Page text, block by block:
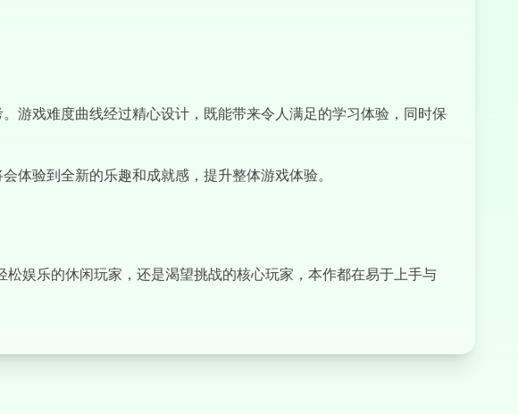
游戏难度曲线经过精心设计，既能带来令人满足的学习体验，同时保
体验到全新的乐趣和成就感，提升整体游戏体验。
娱乐的休闲玩家，还是渴望挑战的核心玩家，本作都在易于上手与